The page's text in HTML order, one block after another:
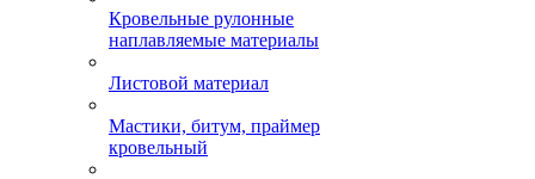
Кровельные рулонные
наплавляемые материалы
Листовой материал
Мастики, битум, праймер
кровельный